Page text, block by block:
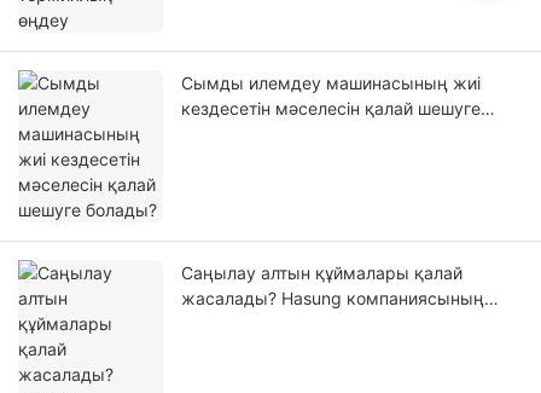
Сымды илемдеу машинасының жиі
кездесетін мәселесін қалай шешуге
Саңылау алтын құймалары қалай
жасалады? Hasung компаниясының